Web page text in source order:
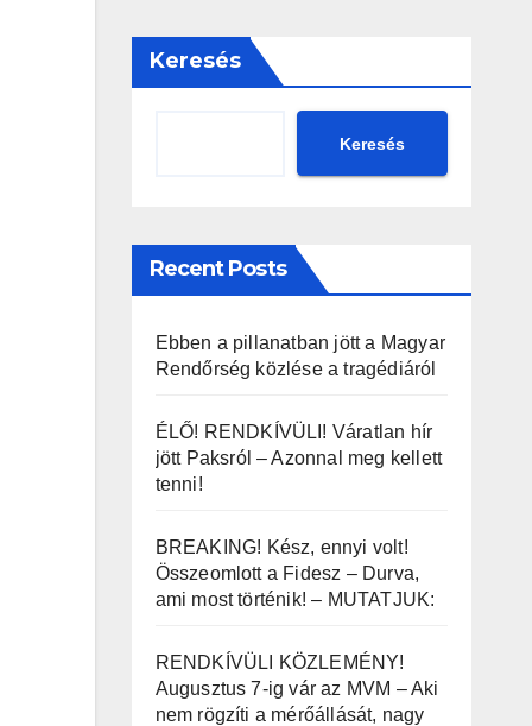
Keresés
Keresés
Recent Posts
Ebben a pillanatban jött a Magyar
Rendőrség közlése a tragédiáról
ÉLŐ! RENDKÍVÜLI! Váratlan hír
jött Paksról – Azonnal meg kellett
tenni!
BREAKING! Kész, ennyi volt!
Összeomlott a Fidesz – Durva,
ami most történik! – MUTATJUK:
RENDKÍVÜLI KÖZLEMÉNY!
Augusztus 7-ig vár az MVM – Aki
nem rögzíti a mérőállását, nagy